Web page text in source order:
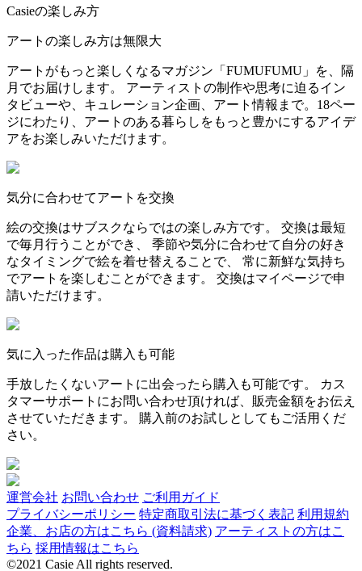
Casieの楽しみ方
アートの楽しみ方は無限大
アートがもっと楽しくなるマガジン「FUMUFUMU」を、隔
月でお届けします。 アーティストの制作や思考に迫るイン
タビューや、キュレーション企画、アート情報まで。18ペー
ジにわたり、アートのある暮らしをもっと豊かにするアイデ
アをお楽しみいただけます。
気分に合わせてアートを交換
絵の交換はサブスクならではの楽しみ方です。 交換は最短
で毎月行うことができ、 季節や気分に合わせて自分の好き
なタイミングで絵を着せ替えることで、 常に新鮮な気持ち
でアートを楽しむことができます。 交換はマイページで申
請いただけます。
気に入った作品は購入も可能
手放したくないアートに出会ったら購入も可能です。 カス
タマーサポートにお問い合わせ頂ければ、販売金額をお伝え
させていただきます。 購入前のお試しとしてもご活用くだ
さい。
運営会社 お問い合わせ ご利用ガイド
プライバシーポリシー 特定商取引法に基づく表記 利用規約
企業、お店の方はこちら (資料請求) アーティストの方はこ
ちら 採用情報はこちら
©2021 Casie All rights reserved.